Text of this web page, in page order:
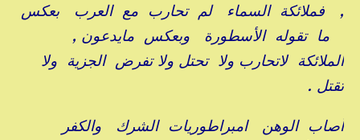
, فملائكة السماء لم تحارب مع العرب بعكس
ما تقوله الأسطورة وبعكس مايدعون ,
الملائكة لاتحارب ولا تحتل ولا تفرض الجزية ولا
تقتل .
أصاب الوهن امبراطوريات الشرك والكفر